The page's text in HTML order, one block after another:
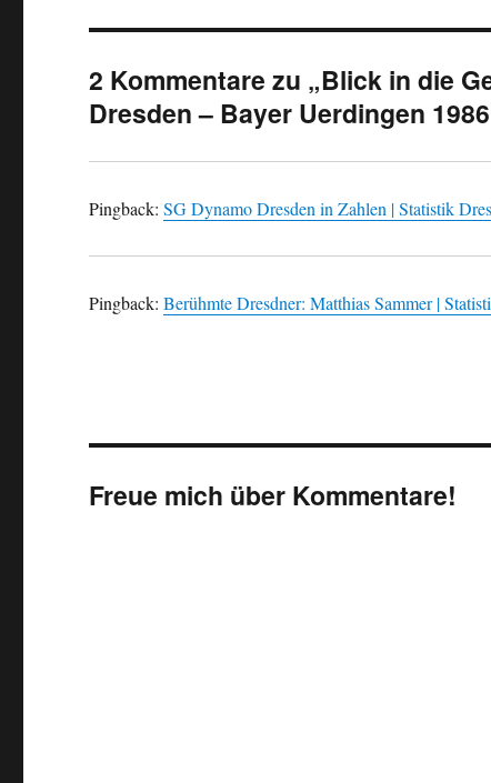
2 Kommentare zu „Blick in die
Dresden – Bayer Uerdingen
Pingback:SG Dynamo Dresden in Zahlen | Statistik
Pingback:Berühmte Dresdner: Matthias Sammer |
Freue mich über Kommentare!